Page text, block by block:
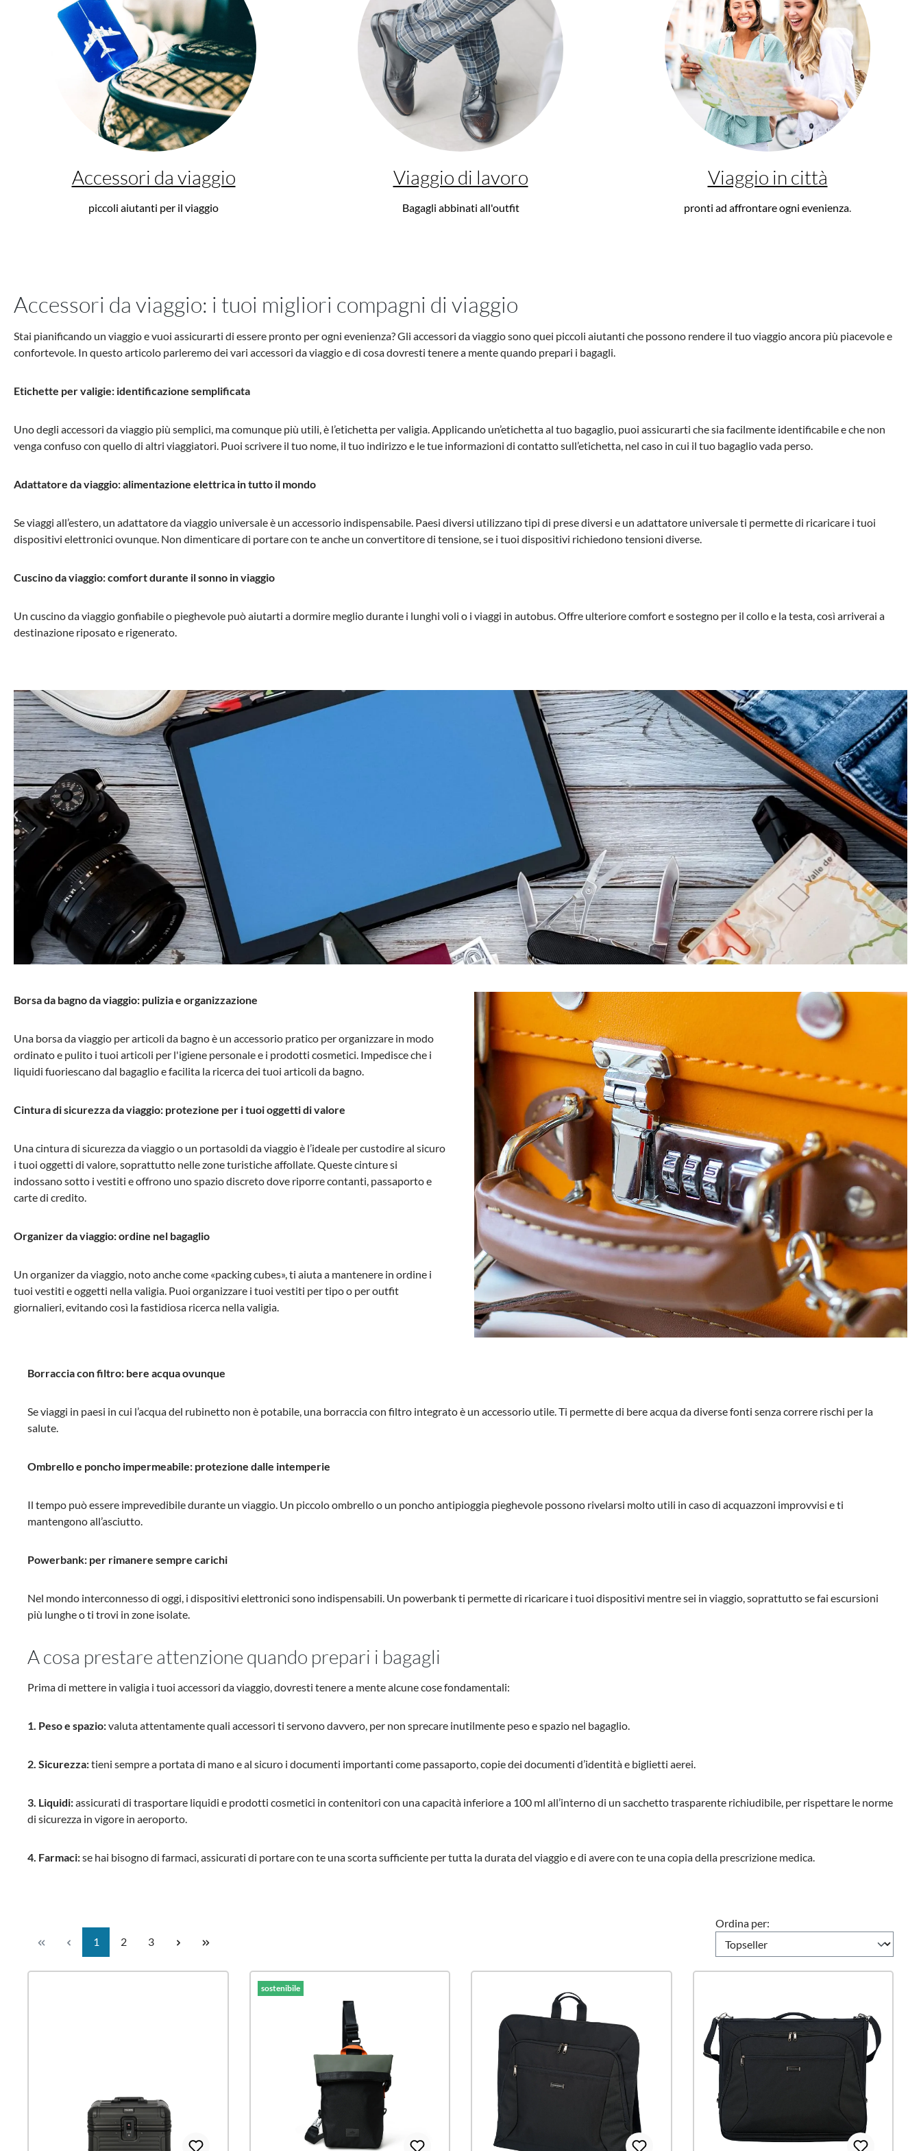
Accessori da viaggio
piccoli aiutanti per il viaggio
Viaggio di lavoro
Bagagli abbinati all'outfit
Viaggio in città
pronti ad affrontare ogni evenienza.
Accessori da viaggio: i tuoi migliori compagni di viaggio
Stai pianificando un viaggio e vuoi assicurarti di essere pronto per ogni evenienza? Gli accessori da viaggio sono quei piccoli aiutanti che possono rendere il tuo viaggio ancora più piacevole e
confortevole. In questo articolo parleremo dei vari accessori da viaggio e di cosa dovresti tenere a mente quando prepari i bagagli.
Etichette per valigie: identificazione semplificata
Uno degli accessori da viaggio più semplici, ma comunque più utili, è l’etichetta per valigia. Applicando un’etichetta al tuo bagaglio, puoi assicurarti che sia facilmente identificabile e che non
venga confuso con quello di altri viaggiatori. Puoi scrivere il tuo nome, il tuo indirizzo e le tue informazioni di contatto sull’etichetta, nel caso in cui il tuo bagaglio vada perso.
Adattatore da viaggio: alimentazione elettrica in tutto il mondo
Se viaggi all’estero, un adattatore da viaggio universale è un accessorio indispensabile. Paesi diversi utilizzano tipi di prese diversi e un adattatore universale ti permette di ricaricare i tuoi
dispositivi elettronici ovunque. Non dimenticare di portare con te anche un convertitore di tensione, se i tuoi dispositivi richiedono tensioni diverse.
Cuscino da viaggio: comfort durante il sonno in viaggio
Un cuscino da viaggio gonfiabile o pieghevole può aiutarti a dormire meglio durante i lunghi voli o i viaggi in autobus. Offre ulteriore comfort e sostegno per il collo e la testa, così arriverai a
destinazione riposato e rigenerato.
Borsa da bagno da viaggio: pulizia e organizzazione
Una borsa da viaggio per articoli da bagno è un accessorio pratico per organizzare in modo
ordinato e pulito i tuoi articoli per l'igiene personale e i prodotti cosmetici. Impedisce che i
liquidi fuoriescano dal bagaglio e facilita la ricerca dei tuoi articoli da bagno.
Cintura di sicurezza da viaggio: protezione per i tuoi oggetti di valore
Una cintura di sicurezza da viaggio o un portasoldi da viaggio è l’ideale per custodire al sicuro
i tuoi oggetti di valore, soprattutto nelle zone turistiche affollate. Queste cinture si
indossano sotto i vestiti e offrono uno spazio discreto dove riporre contanti, passaporto e
carte di credito.
Organizer da viaggio: ordine nel bagaglio
Un organizer da viaggio, noto anche come «packing cubes», ti aiuta a mantenere in ordine i
tuoi vestiti e oggetti nella valigia. Puoi organizzare i tuoi vestiti per tipo o per outfit
giornalieri, evitando così la fastidiosa ricerca nella valigia.
Borraccia con filtro: bere acqua ovunque
Se viaggi in paesi in cui l’acqua del rubinetto non è potabile, una borraccia con filtro integrato è un accessorio utile. Ti permette di bere acqua da diverse fonti senza correre rischi per la
salute.
Ombrello e poncho impermeabile: protezione dalle intemperie
Il tempo può essere imprevedibile durante un viaggio. Un piccolo ombrello o un poncho antipioggia pieghevole possono rivelarsi molto utili in caso di acquazzoni improvvisi e ti
mantengono all’asciutto.
Powerbank: per rimanere sempre carichi
Nel mondo interconnesso di oggi, i dispositivi elettronici sono indispensabili. Un powerbank ti permette di ricaricare i tuoi dispositivi mentre sei in viaggio, soprattutto se fai escursioni
più lunghe o ti trovi in zone isolate.
A cosa prestare attenzione quando prepari i bagagli
Prima di mettere in valigia i tuoi accessori da viaggio, dovresti tenere a mente alcune cose fondamentali:
1. Peso e spazio:valuta attentamente quali accessori ti servono davvero, per non sprecare inutilmente peso e spazio nel bagaglio.
2. Sicurezza:tieni sempre a portata di mano e al sicuro i documenti importanti come passaporto, copie dei documenti d’identità e biglietti aerei.
3. Liquidi:assicurati di trasportare liquidi e prodotti cosmetici in contenitori con una capacità inferiore a 100 ml all’interno di un sacchetto trasparente richiudibile, per rispettare le norme
di sicurezza in vigore in aeroporto.
4. Farmaci:se hai bisogno di farmaci, assicurati di portare con te una scorta sufficiente per tutta la durata del viaggio e di avere con te una copia della prescrizione medica.
Pagina
1 Pagina
2 Pagina
3
Ordina per:
sostenibile